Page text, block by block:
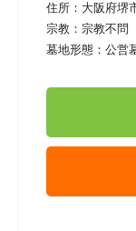
住所： 大阪府堺
宗教： 宗教不問
墓地形態： 公営